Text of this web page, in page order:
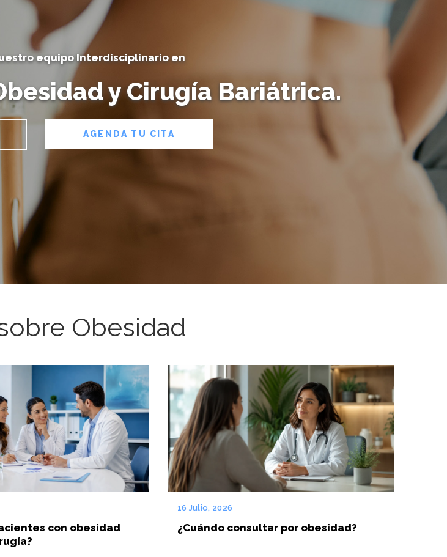
equipo Interdisciplinario en
y Cirugía Bariátrica.
AGENDA TU CITA
Obesidad
con obesidad
16 Julio, 2026
¿Cuándo consultar por obesidad?